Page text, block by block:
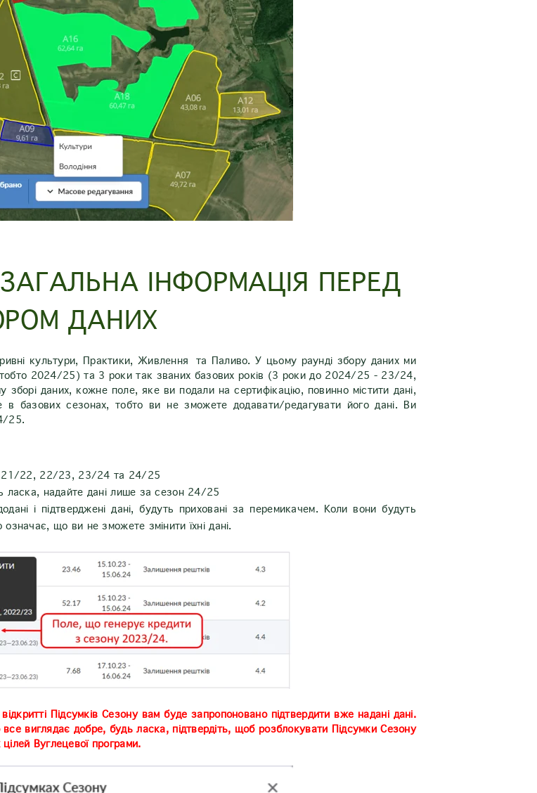
ІНФОРМАЦІЯ ПЕРЕД
ДАНИХ
культури, Практики, Живлення та Паливо. У цьому раунді збору даних ми
тобто 2024/25) та 3 роки так званих базових років (3 роки до 2024/25 - 23/24,
даних, кожне поле, яке ви подали на сертифікацію, повинно містити дані,
в базових сезонах, тобто ви не зможете додавати/редагувати його дані. Ви
25.
21/22, 22/23, 23/24 та 24/25
ласка, надайте дані лише за сезон 24/25
і підтверджені дані, будуть приховані за перемикачем. Коли вони будуть
що ви не зможете змінити їхні дані.
Підсумків Сезону вам буде запропоновано підтвердити вже надані дані.
виглядає добре, будь ласка, підтвердіть, щоб розблокувати Підсумки Сезону
Вуглецевої програми.